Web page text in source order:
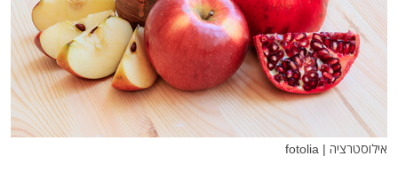
אילוסטרציה | fotolia